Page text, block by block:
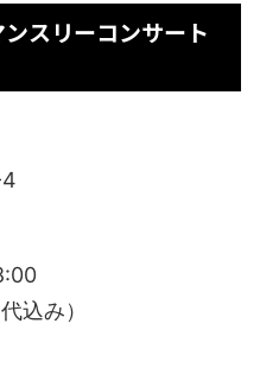
スリーコンサート
込み）